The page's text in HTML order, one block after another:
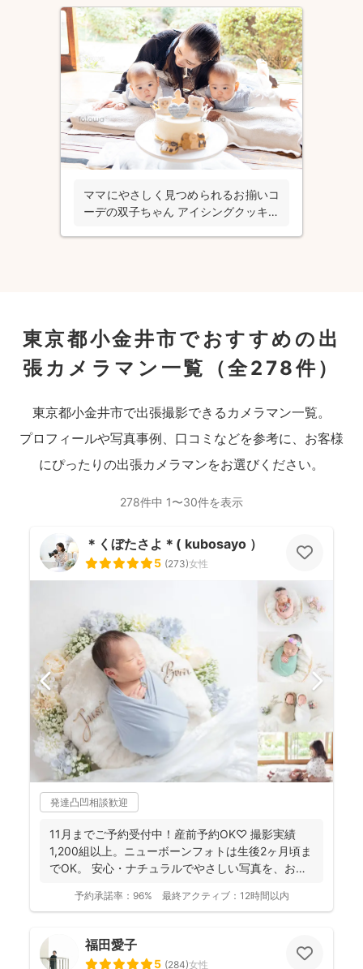
ママにやさしく見つめられるお揃いコ
ーデの双子ちゃん アイシングクッキー
東京都小金井市でおすすめの出
張カメラマン一覧
（全278件）
東京都小金井市で出張撮影できるカメラマン一覧。
プロフィールや写真事例、口コミなどを参考に、お客様
にぴったりの出張カメラマンをお選びください。
278件中 1〜30件を表示
＊くぼたさよ＊( kubosayo ）
5 (273)女性
発達凸凹相談歓迎
11月までご予約受付中！産前予約OK♡ 撮影実績
1,200組以上。ニューボーンフォトは生後2ヶ月頃ま
でOK。 安心・ナチュラルでやさしい写真を、お子
予約承諾率： 96% 最終アクティブ： 12時間以内
福田愛子
5 (284)女性